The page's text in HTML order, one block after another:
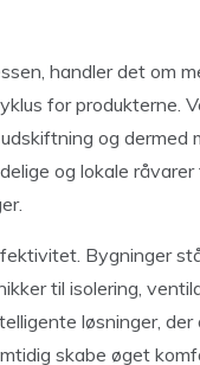
handler det om
for produkterne.
og dermed
og lokale
Bygninger
til isolering,
løsninger, der
skabe øget